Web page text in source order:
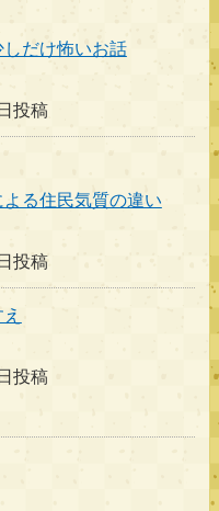
だけ怖いお話
投稿
る住民気質の違い
投稿
投稿